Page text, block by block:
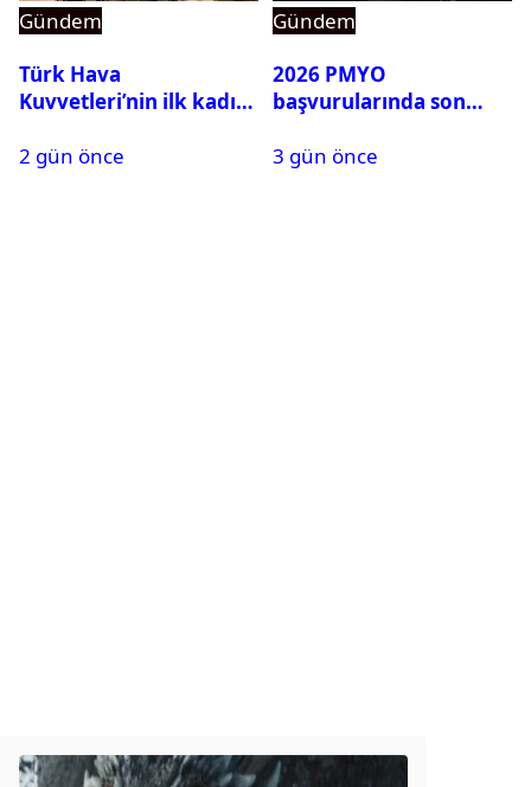
Gündem
Türk Hava
Kuvvetleri’nin ilk kadın
Karapınar hakkında
2 gün önce
Gündem
2026 PMYO
başvurularında son
3 gün önce